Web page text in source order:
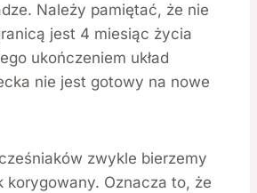
Należy pamiętać, że nie
jest 4 miesiąc życia
ukończeniem układ
nie jest gotowy na nowe
zwykle bierzemy
korygowany. Oznacza to, że